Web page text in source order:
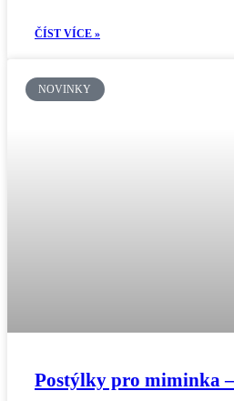
ČÍST VÍCE »
NOVINKY
Postýlky pro miminka